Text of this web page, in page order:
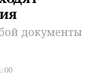
документы